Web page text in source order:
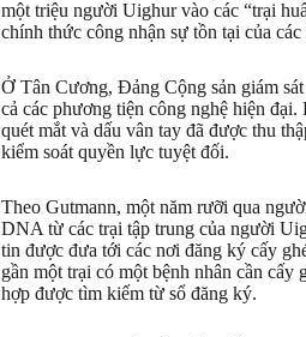
một triệu người Uighur vào các “trại
chính thức công nhận sự tồn tại của các
Ở Tân Cương, Đảng Cộng sản giám
cả các phương tiện công nghệ hiện
quét mắt và dấu vân tay đã được thu
kiểm soát quyền lực tuyệt đối.
Theo Gutmann, một năm rưỡi qua
DNA từ các trại tập trung của người
tin được đưa tới các nơi đăng ký cấy
gần một trại có một bệnh nhân cần cấy
hợp được tìm kiếm từ sổ đăng ký.